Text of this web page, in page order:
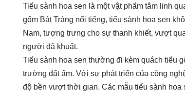
Tiểu sành hoa sen là một vật phẩm tâm linh
gốm Bát Tràng nổi tiếng, tiểu sành hoa sen
Nam, tượng trưng cho sự thanh khiết, vượt
người đã khuất.
Tiểu sành hoa sen thường đi kèm quách tiểu
trường đất ẩm. Với sự phát triển của công
độ bền vượt thời gian. Các mẫu tiểu sành hoa